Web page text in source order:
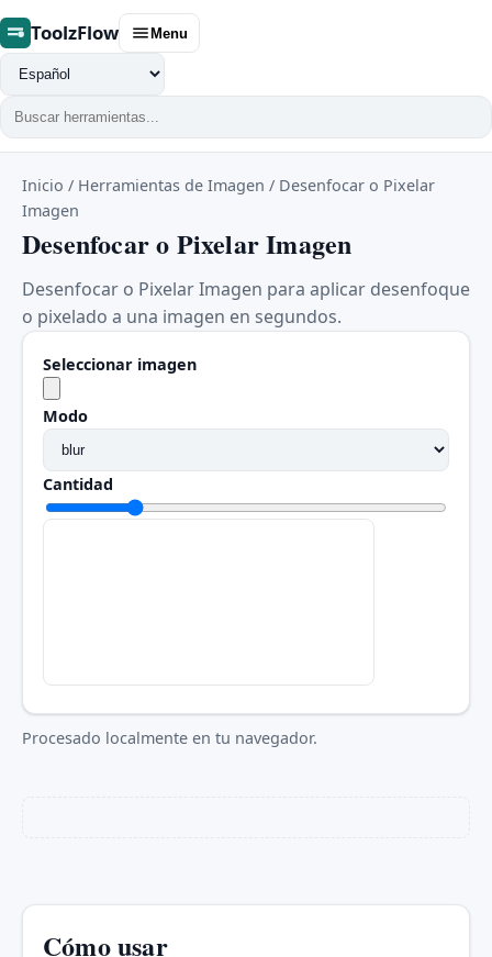
ToolzFlow Menu
Cambiar
idioma
Inicio / Herramientas de Imagen / Desenfocar o Pixelar
Imagen
Desenfocar o Pixelar Imagen
Desenfocar o Pixelar Imagen para aplicar desenfoque
o pixelado a una imagen en segundos.
Seleccionar imagen
Modo
Cantidad
Procesado localmente en tu navegador.
Cómo usar